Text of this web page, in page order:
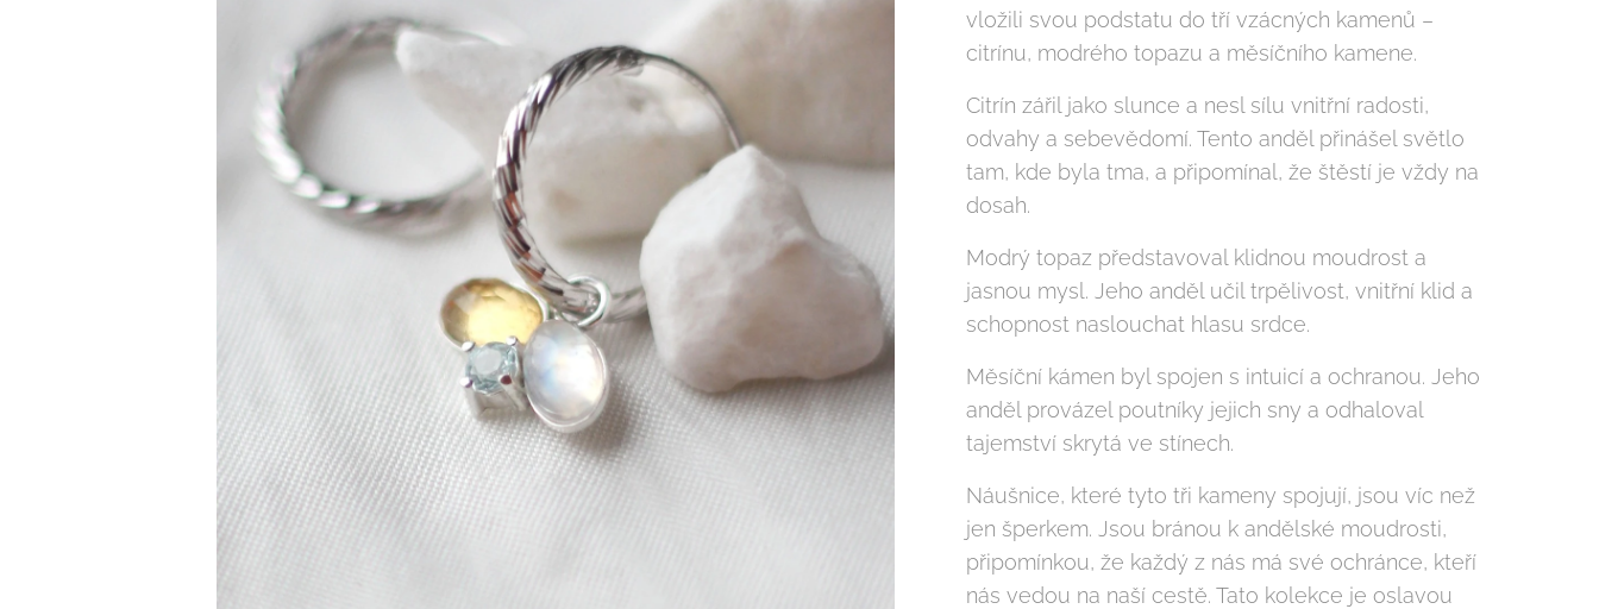
vložili svou podstatu do tří vzácných kamenů –
citrínu, modrého topazu a měsíčního kamene.
Citrín zářil jako slunce a nesl sílu vnitřní radosti,
odvahy a sebevědomí. Tento anděl přinášel světlo
tam, kde byla tma, a připomínal, že štěstí je vždy na
dosah.
Modrý topaz představoval klidnou moudrost a
jasnou mysl. Jeho anděl učil trpělivost, vnitřní klid a
schopnost naslouchat hlasu srdce.
Měsíční kámen byl spojen s intuicí a ochranou. Jeho
anděl provázel poutníky jejich sny a odhaloval
tajemství skrytá ve stínech.
Náušnice, které tyto tři kameny spojují, jsou víc než
jen šperkem. Jsou bránou k andělské moudrosti,
připomínkou, že každý z nás má své ochránce, kteří
nás vedou na naší cestě. Tato kolekce je oslavou